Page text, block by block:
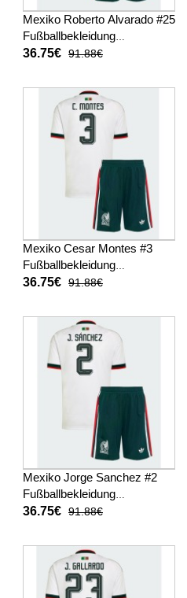
Mexiko Roberto Alvarado #25
Fußballbekleidung
Auswärtstrikot Kinder WM
hosen)
36.75€ 91.88€
Mexiko Cesar Montes #3
Fußballbekleidung
Auswärtstrikot Kinder WM
hosen)
36.75€ 91.88€
Mexiko Jorge Sanchez #2
Fußballbekleidung
Auswärtstrikot Kinder WM
hosen)
36.75€ 91.88€